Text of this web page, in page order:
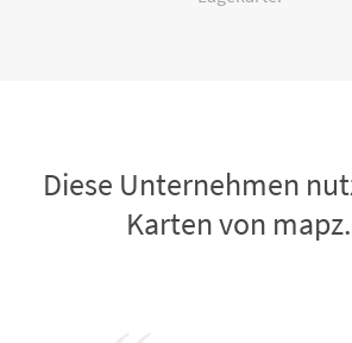
Diese Unternehmen
Karten von